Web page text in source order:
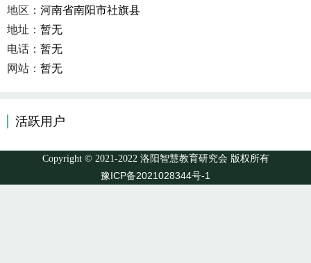
地区： 河南省南阳市社旗县
地址： 暂无
电话： 暂无
网站： 暂无
活跃用户
Copyright © 2021-2022 洛阳智慧教育研究会 版权所有
豫ICP备2021028344号-1